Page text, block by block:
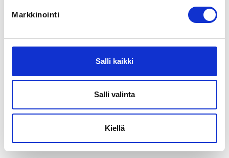
Markkinointi
Salli kaikki
Salli valinta
Kiellä
Sisältää yhden yön majoituksen yhden hengen
huoneessa täysihoidolla - aamiainen, lounas,
ADDITIONAL INFORMATION
ervin.kade@finbox.fi
31.7.2026 klo.17.30– 2.8.2026 klo 15.30
Vuokatin Urheiluopisto, Opistontie 4, 88610 Vuokatti